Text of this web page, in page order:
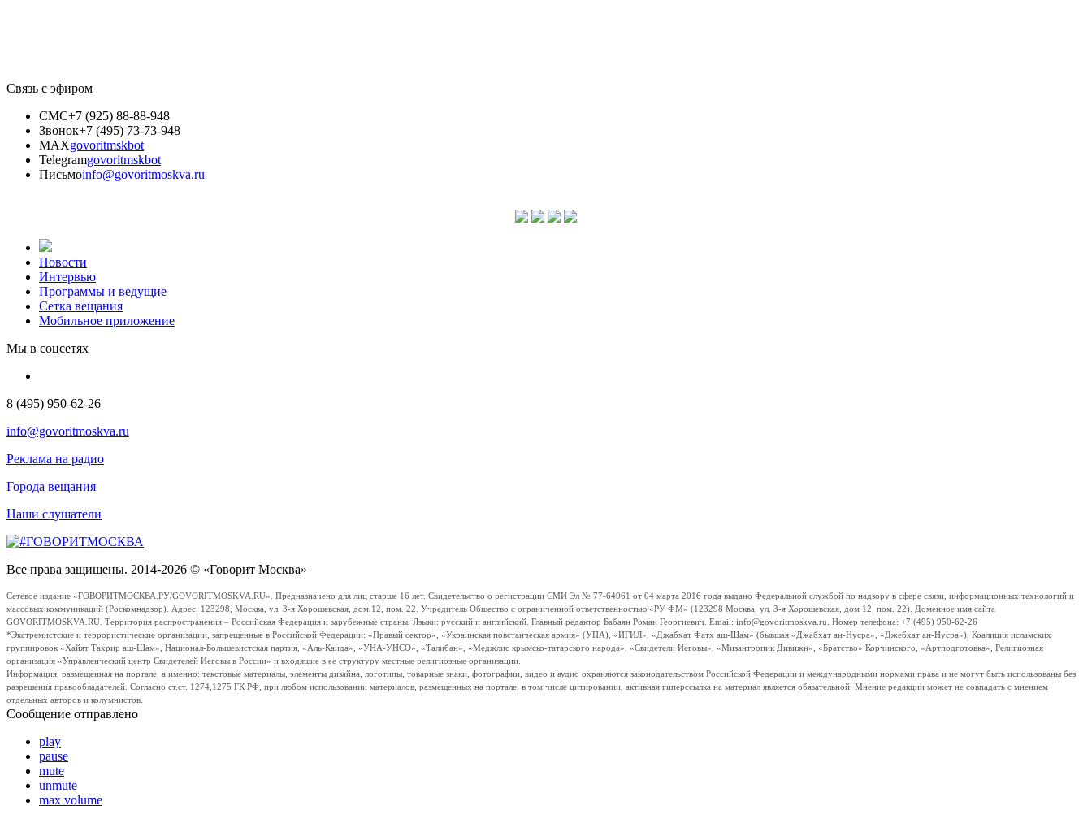
Связь с эфиром
СМС+7 (925) 88-88-948
Звонок+7 (495) 73-73-948
MAXgovoritmskbot
Telegramgovoritmskbot
Письмоinfo@govoritmoskva.ru
Новости
Интервью
Программы и ведущие
Сетка вещания
Мобильное приложение
Мы в соцсетях
8 (495) 950-62-26
info@govoritmoskva.ru
Реклама на радио
Города вещания
Наши слушатели
Все права защищены. 2014-2026 © «Говорит Москва»
Сетевое издание «ГОВОРИТМОСКВА.РУ/GOVORITMOSKVA.RU». Предназначено для лиц старше 16 лет. Свидетельство о регистрации СМИ Эл № 77-64961 от 04 марта 2016 года выдано Федеральной службой по надзору в сфере связи, информационных технологий и
массовых коммуникаций (Роскомнадзор). Адрес: 123298, Москва, ул. 3-я Хорошевская, дом 12, пом. 22. Учредитель Общество с ограниченной ответственностью «РУ ФМ» (123298 Москва, ул. 3-я Хорошевская, дом 12, пом. 22). Доменное имя сайта
GOVORITMOSKVA.RU. Территория распространения – Российская Федерация и зарубежные страны. Языки: русский и английский. Главный редактор Бабаян Роман Георгиевич. Email: info@govoritmoskva.ru. Номер телефона: +7 (495) 950-62-26
*Экстремистские и террористические организации, запрещенные в Российской Федерации: «Правый сектор», «Украинская повстанческая армия» (УПА), «ИГИЛ», «Джабхат Фатх аш-Шам» (бывшая «Джабхат ан-Нусра», «Джебхат ан-Нусра»), Коалиция исламских
группировок «Хайят Тахрир аш-Шам», Национал-Большевистская партия, «Аль-Каида», «УНА-УНСО», «Талибан», «Меджлис крымско-татарского народа», «Свидетели Иеговы», «Мизантропик Дивижн», «Братство» Корчинского, «Артподготовка», Религиозная
организация «Управленческий центр Свидетелей Иеговы в России» и входящие в ее структуру местные религиозные организации.
Информация, размещенная на портале, а именно: текстовые материалы, элементы дизайна, логотипы, товарные знаки, фотографии, видео и аудио охраняются законодательством Российской Федерации и международными нормами права и не могут быть использованы без
разрешения правообладателей. Согласно ст.ст. 1274,1275 ГК РФ, при любом использовании материалов, размещенных на портале, в том числе цитировании, активная гиперссылка на материал является обязательной. Мнение редакции может не совпадать с мнением
отдельных авторов и колумнистов.
Сообщение отправлено
play
pause
mute
unmute
max volume